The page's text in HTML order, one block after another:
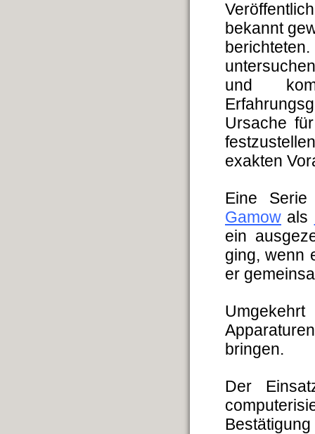
bekannt
und
Ursache
exakten
Eine
Gamow als
ein
ging, wenn
er
bringen.
Der